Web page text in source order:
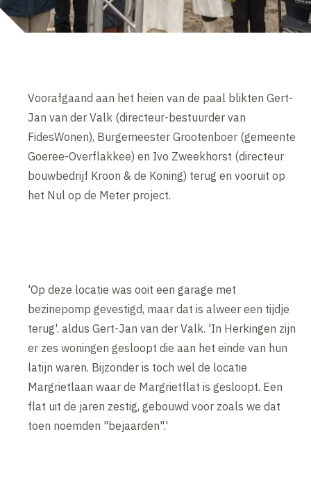
Voorafgaand aan het heien van de paal blikten Gert-
Jan van der Valk (directeur-bestuurder van
FidesWonen), Burgemeester Grootenboer (gemeente
Goeree-Overflakkee) en Ivo Zweekhorst (directeur
bouwbedrijf Kroon & de Koning) terug en vooruit op
het Nul op de Meter project.
'Op deze locatie was ooit een garage met
bezinepomp gevestigd, maar dat is alweer een tijdje
terug'. aldus Gert-Jan van der Valk. 'In Herkingen zijn
er zes woningen gesloopt die aan het einde van hun
latijn waren. Bijzonder is toch wel de locatie
Margrietlaan waar de Margrietflat is gesloopt. Een
flat uit de jaren zestig, gebouwd voor zoals we dat
toen noemden "bejaarden".'